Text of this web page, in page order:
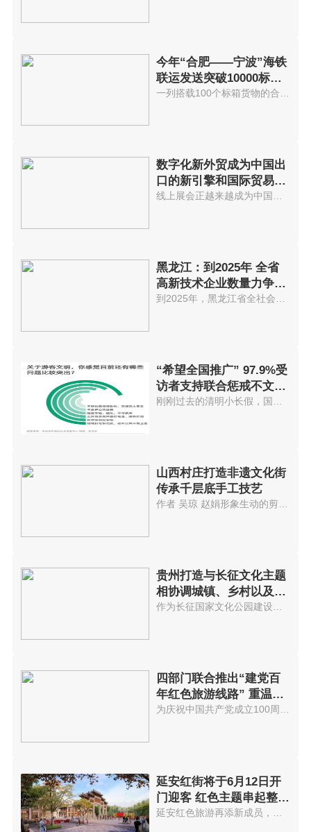
今年“合肥——宁波”海铁
联运发送突破10000标准
箱 发送箱
数字化新外贸成为中国出
口的新引擎和国际贸易发
展不可逆
黑龙江：到2025年 全省
高新技术企业数量力争突
破5000家
“希望全国推广” 97.9%受
访者支持联合惩戒不文明
游客
山西村庄打造非遗文化街
传承千层底手工技艺
作者 吴琼 赵娟形象生动的剪纸...
贵州打造与长征文化主题
相协调城镇、乡村以及景
区
作为长征国家文化公园建设的先试...
四部门联合推出“建党百
年红色旅游线路” 重温红
色历史
为庆祝中国共产党成立100周年，...
延安红街将于6月12日开
门迎客 红色主题串起整个
街区